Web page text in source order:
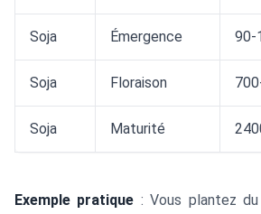
Soja Émergence 90-
Soja Floraison
Soja Maturité
Exemple pratique : Vous plantez